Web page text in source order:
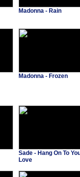
Madonna - Rain
Madonna - Frozen
Sade - Hang On To
Love